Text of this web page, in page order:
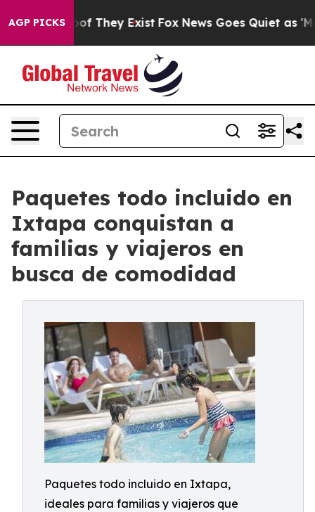
AGP PICKS
no Proof They Exist Fox News Goes Quiet as
Paquetes todo incluido en
Ixtapa conquistan a
familias y viajeros en
busca de comodidad
Paquetes todo incluido en Ixtapa,
ideales para familias y viajeros que